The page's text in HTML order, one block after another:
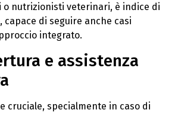
o nutrizionisti veterinari, è indice di
capace di seguire anche casi
integrato.
e assistenza
cruciale, specialmente in caso di